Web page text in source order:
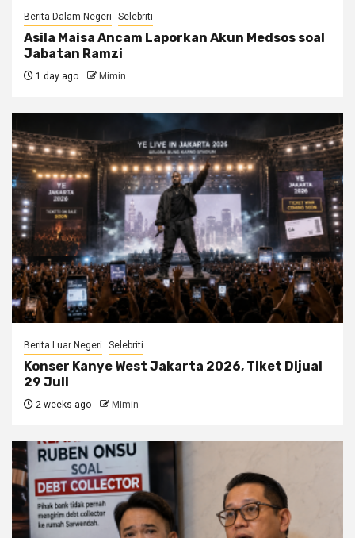
Berita Dalam Negeri Selebriti
Asila Maisa Ancam Laporkan Akun Medsos soal
Jabatan Ramzi
1 day ago Mimin
Berita Luar Negeri Selebriti
Konser Kanye West Jakarta 2026, Tiket Dijual
29 Juli
2 weeks ago Mimin